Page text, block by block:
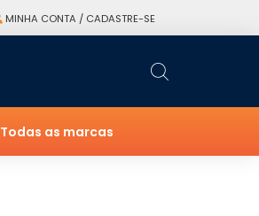
MINHA CONTA / CADASTRE-SE
Todas as marcas